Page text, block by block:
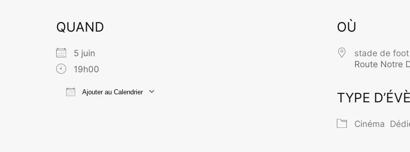
QUAND
5 juin
19h00
Ajouter au Calendrier
OÙ
stade de
Route Notre
TYPE
Cinéma